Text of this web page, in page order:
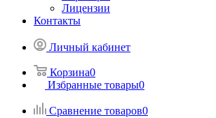
Лицензии
Контакты
Личный кабинет
Корзина0
Избранные товары0
Сравнение товаров0